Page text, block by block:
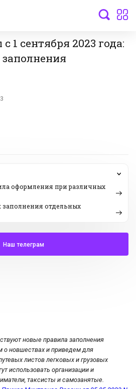
1 сентября 2023 года:
оформления при различных
отдельных
Наш телеграм
новые правила заполнения
о новшествах и приведем для
листов легковых и грузовых
использовать организации и
таксисты и самозанятые.